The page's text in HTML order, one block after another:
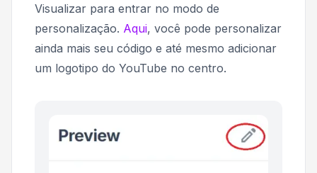
Visualizar para entrar no modo de
personalização. Aqui, você pode personalizar
ainda mais seu código e até mesmo adicionar
um logotipo do YouTube no centro.